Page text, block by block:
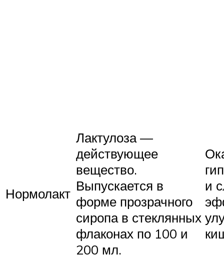
Нормолакт
Лактулоза —
действующее
вещество.
Выпускается в
форме прозрачного
сиропа в стеклянных
флаконах по 100 и
200 мл.
и